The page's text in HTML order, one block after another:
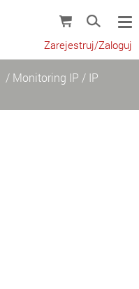
Zarejestruj/Zaloguj
/ Monitoring IP / IP